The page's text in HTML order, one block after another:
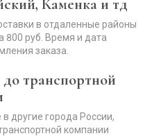
Каменка и тд
в отдаленные районы
800 руб. Время и дата
заказа.
транспортной
в другие города России,
компании